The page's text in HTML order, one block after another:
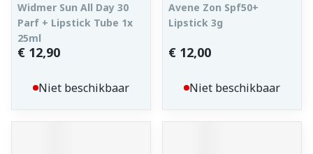
Widmer Sun All Day 30
Parf + Lipstick Tube 1x
25ml
€ 12,90
Niet beschikbaar
Avene Zon Spf50+
Lipstick 3g
€ 12,00
Niet beschikbaar